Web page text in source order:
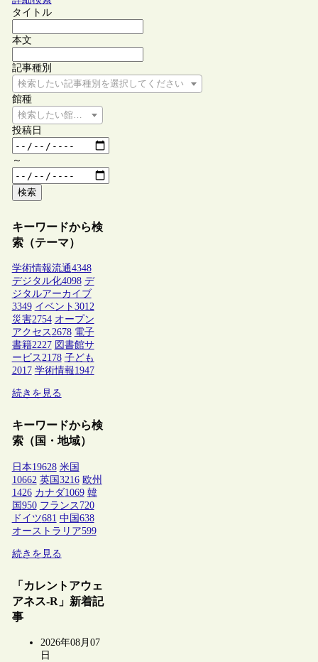
タイトル
本文
記事種別
検索したい記事種別を選択してください
館種
検索したい館種を選択してください
投稿日
～
検索
キーワードから検
索（テーマ）
学術情報流通4348
デジタル化4098 デ
ジタルアーカイブ
3349 イベント 3012
災害2754 オープン
アクセス 2678 電子
書籍2227 図書館サ
ービス 2178 子ども
2017 学術情報1947
続きを見る
キーワードから検
索（国・地域）
日本19628 米国
10662 英国3216 欧州
1426 カナダ1069 韓
国950 フランス 720
ドイツ681 中国638
オーストラリア599
続きを見る
「カレントアウェ
アネス-R」新着記
事
2026年08月07
日